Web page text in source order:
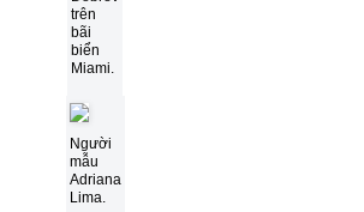
trên
bãi
biển
Miami.
Người
mẫu
Adriana
Lima.